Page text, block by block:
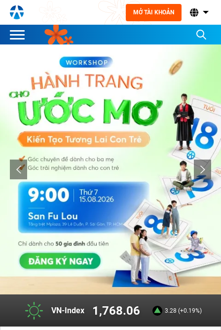
MỞ TÀI KHOẢN
VN-Index 1,768.06 3.28 (+0.19%)